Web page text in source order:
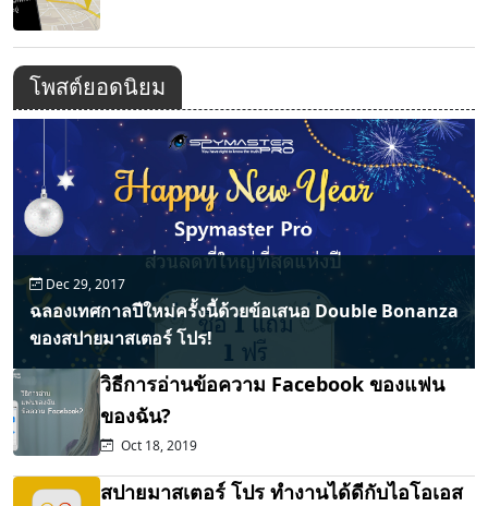
โพสต์ยอดนิยม
Dec 29, 2017
ฉลองเทศกาลปีใหม่ครั้งนี้ด้วยข้อเสนอ Double Bonanza
ของสปายมาสเตอร์ โปร!
วิธีการอ่านข้อความ Facebook ของแฟน
ของฉัน?
Oct 18, 2019
สปายมาสเตอร์ โปร ทำงานได้ดีกับไอโอเอส